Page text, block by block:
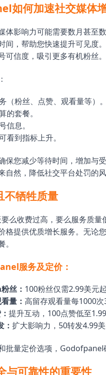
如何加速社交媒体
体影响力可能需要数月甚至
间，帮助您快速提升可见度
可信度，吸引更多有机粉丝。
（粉丝、点赞、观看量等）。
的套餐。
信息。
看到指标上升。
保您减少等待时间，增加与
自然，降低社交平台处罚的风
不牺牲质量
么收费过高，要么服务质
格提供优质增长服务。无论
服务及定价：
丝： 100粉丝仅需2.99美元起
量： 高留存观看量每1000次
提升互动，100点赞低至1.99
扩大影响力，50转发4.99美
批量定价选项，Godofpanel
与可靠性的重要性